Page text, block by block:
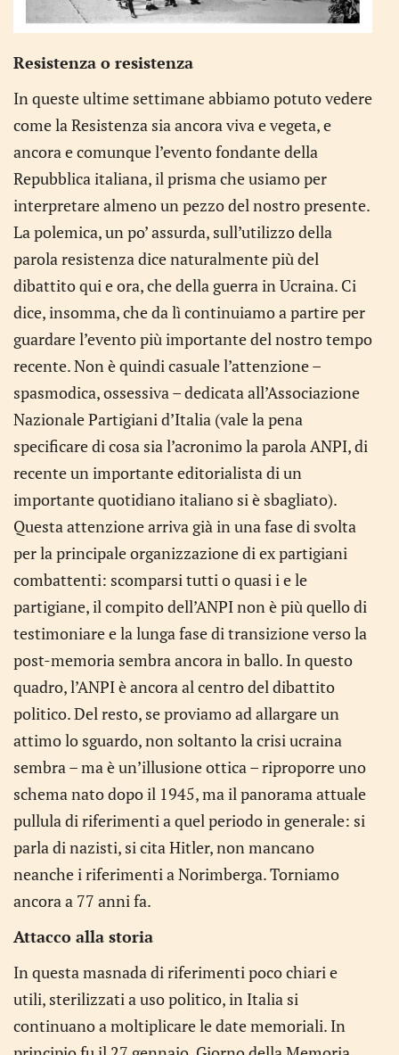
Resistenza o resistenza
In queste ultime settimane abbiamo potuto vedere
come la Resistenza sia ancora viva e vegeta, e
ancora e comunque l’evento fondante della
Repubblica italiana, il prisma che usiamo per
interpretare almeno un pezzo del nostro presente.
La polemica, un po’ assurda, sull’utilizzo della
parola resistenza dice naturalmente più del
dibattito qui e ora, che della guerra in Ucraina. Ci
dice, insomma, che da lì continuiamo a partire per
guardare l’evento più importante del nostro tempo
recente. Non è quindi casuale l’attenzione –
spasmodica, ossessiva – dedicata all’Associazione
Nazionale Partigiani d’Italia (vale la pena
specificare di cosa sia l’acronimo la parola ANPI, di
recente un importante editorialista di un
importante quotidiano italiano si è sbagliato).
Questa attenzione arriva già in una fase di svolta
per la principale organizzazione di ex partigiani
combattenti: scomparsi tutti o quasi i e le
partigiane, il compito dell’ANPI non è più quello di
testimoniare e la lunga fase di transizione verso la
post-memoria sembra ancora in ballo. In questo
quadro, l’ANPI è ancora al centro del dibattito
politico. Del resto, se proviamo ad allargare un
attimo lo sguardo, non soltanto la crisi ucraina
sembra – ma è un’illusione ottica – riproporre uno
schema nato dopo il 1945, ma il panorama attuale
pullula di riferimenti a quel periodo in generale: si
parla di nazisti, si cita Hitler, non mancano
neanche i riferimenti a Norimberga. Torniamo
ancora a 77 anni fa.
Attacco alla storia
In questa masnada di riferimenti poco chiari e
utili, sterilizzati a uso politico, in Italia si
continuano a moltiplicare le date memoriali. In